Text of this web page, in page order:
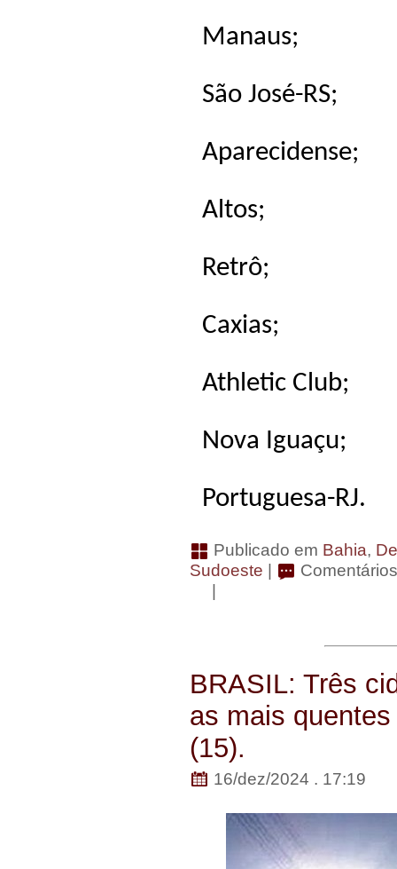
Manaus;
São José-RS;
Aparecidense;
Altos;
Retrô;
Caxias;
Athletic Club;
Nova Iguaçu;
Portuguesa-RJ.
Publicado em Bahia,
Sudoeste
BRASIL: Três
as mais
(15).
16/dez/2024 . 17:19